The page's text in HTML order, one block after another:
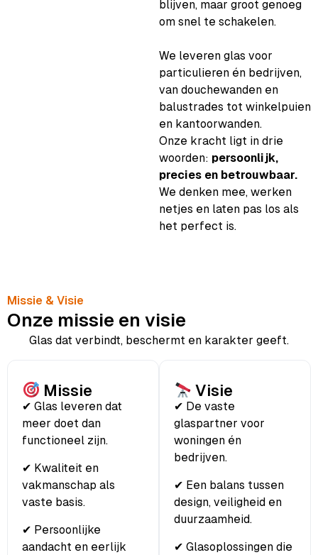
blijven, maar groot genoeg
om snel te schakelen.
We leveren glas voor
particulieren én bedrijven,
van douchewanden en
balustrades tot winkelpuien
en kantoorwanden.
Onze kracht ligt in drie
woorden: persoonlijk,
precies en betrouwbaar.
We denken mee, werken
netjes en laten pas los als
het perfect is.
Missie & Visie
Onze missie en visie
Glas dat verbindt, beschermt en karakter geeft.
Missie
✔ Glas leveren dat
meer doet dan
functioneel zijn.
✔ Kwaliteit en
vakmanschap als
vaste basis.
✔ Persoonlijke
aandacht en eerlijk
Visie
✔ De vaste
glaspartner voor
woningen én
bedrijven.
✔ Een balans tussen
design, veiligheid en
duurzaamheid.
✔ Glasoplossingen die